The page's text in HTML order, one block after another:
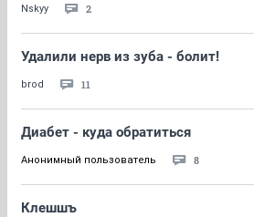
Nskyy 2
Удалили нерв из зуба - болит!
brod 11
Диабет - куда обратиться
Анонимный пользователь 8
Клешшъ